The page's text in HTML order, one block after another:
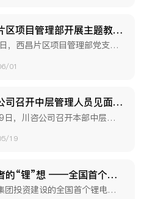
西昌片区项目管理部开展主题教育现场教学活动
6月1日，西昌片区项目管理部党支部到红军长征礼州会议会址开展主题教育现场教学，公司副总经理雷洪波参加活动。 在教学现场，大家参观了红军长征....
01
川咨公司召开中层管理人员见面会暨本部一般管理人员选聘启动会
5月19日，川咨公司召开本部中层管理人员见面会暨一般管理人员选聘启动会。华西项管公司党委委员、副总经理、川咨公司执行董事蒋贤勇出席会议并讲话，川咨公....
19
善建者的“锂”想 ——全国首个锂电科技学院将正式投用
华西集团投资建设的全国首个锂电科技学院、西部地区唯一的锂电产业专业化人才培训基地将正式投用，未来将培育更多高层次创新锂电人才，推动我国锂电产业高质量....